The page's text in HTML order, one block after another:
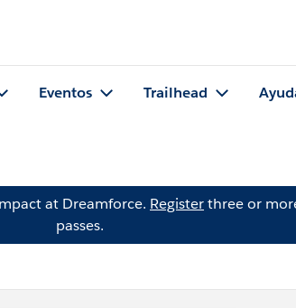
Eventos Trailhead
at Dreamforce. Registerthree or
passes.